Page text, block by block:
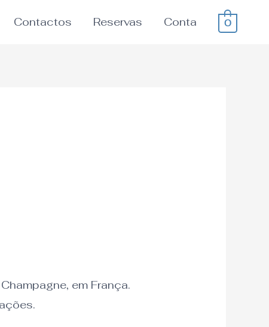
Contactos Reservas Conta 0
em França.